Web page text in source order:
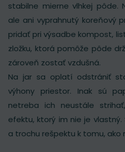
stabilne mierne vlhkej pôde.
ale ani vyprahnutý koreňový
pridať pri výsadbe kompost,
zložku, ktorá pomôže pôde
zároveň zostať vzdušná.
Na jar sa oplatí odstrániť
výhony priestor. Inak sú
netreba ich neustále
efektu, ktorý im nie je
a trochu rešpektu k tomu, ako